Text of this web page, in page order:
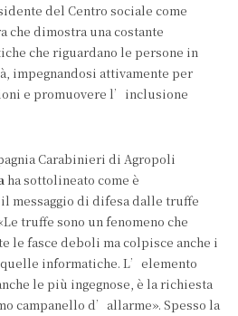
del Centro sociale come
che dimostra una costante
che riguardano le persone in
impegnandosi attivamente per
e promuovere l’inclusione
Carabinieri di Agropoli
ha sottolineato come è
messaggio di difesa dalle truffe
truffe sono un fenomeno che
le fasce deboli ma colpisce anche i
informatiche. L’elemento
le più ingegnose, è la richiesta
campanello d’allarme». Spesso la